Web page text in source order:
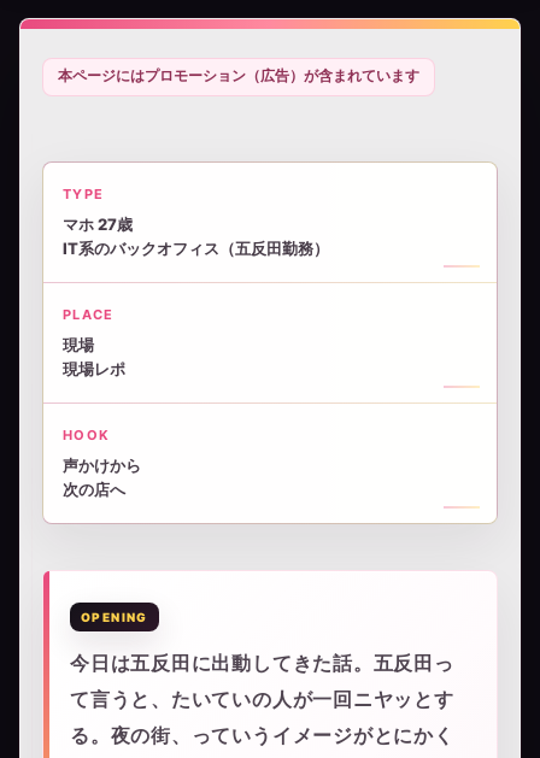
本ページにはプロモーション（広告）が含まれています
TYPE
マホ 27歳
IT系のバックオフィス（五反田勤務）
PLACE
現場
現場レポ
HOOK
声かけから
次の店へ
今日は五反田に出動してきた話。五反田っ
て言うと、たいていの人が一回ニヤッとす
る。夜の街、っていうイメージがとにかく